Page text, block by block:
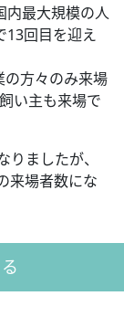
内最大規模の人
13回目を迎え
の方々のみ来場
い主も来場で
ましたが、
来場者数にな